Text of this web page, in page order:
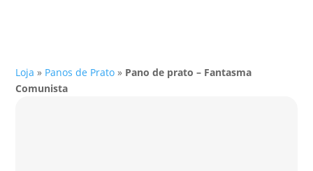
Loja » Panos de Prato » Pano de prato – Fantasma
Comunista